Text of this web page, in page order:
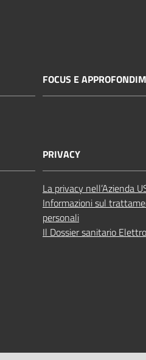
FOCUS E
PRIVACY
La privacy nell’Azienda
Informazioni sul
personali
Il Dossier sanitario